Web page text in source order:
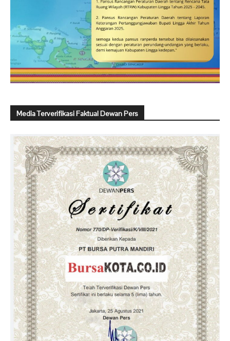
Media Terverifikasi Faktual Dewan Pers